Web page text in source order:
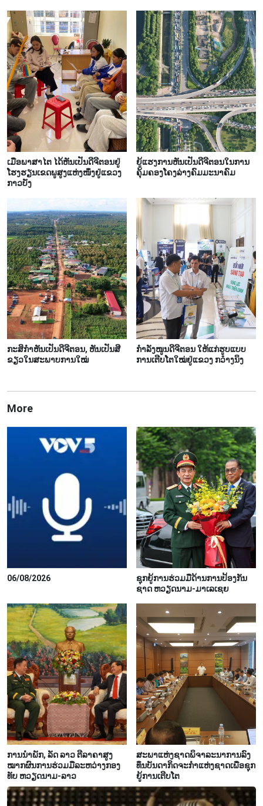
​ເມື່ອ​ພາ​ສາ​ໄຕ ໄດ້​ຫັນ​ເປັນ​ດີ​ຈີ​ຕອນ​ຢູ່​
ໂຮງ​ຮຽນ​​ເຂດ​ພູ​ສູງແຫ່ງ​ໜຶ່ງ​ຢູ່​ແຂວງ​
ກາວ​ບັ່ງ
ຍູ້​ແຮງກ​ານ​ຫັນ​ເປັນ​ດີ​ຈີ​ຕອນ​ໃນ​ການ​
ຄຸ້ມ​ຄອງ​​ໂຄງ​ລ່າງ​​ຄົມ​ມະ​ນາ​ຄົມ
ກະ​ສິ​ກຳ​ຫັນ​ເປັນ​ດີ​ຈີ​ຕອນ, ຫັນ​ເປັນ​ສີ​
ຂຽວ​ໃນ​ສະ​ພາບ​ການ​ໃໝ່
ກຳລັງໜູນດີຈີຕອນ ໃຫ້ແກ່ຮູບແບບ
ການເຕີບໂຕໃໝ່ຢູ່ແຂວງ ກວ໋າງນິງ
More
06/08/2026
ຊຸກ​ຍູ້​ການ​ຮ່ວມ​ມື​ດ້ານ​ການ​ປ້ອງ​ກັນ​
ຊາດ ຫວຽດ​ນາມ-ມາ​ເລ​ເຊຍ
ການ​ນຳ​ພັກ, ລັດ ລາວ ຕີ​ລາ​ຄາ​ສູງ​
ໝາກ​ຜົນ​ການ​ຮ່ວມ​ມື​ລະ​ຫວ່າງກອງ​
ທັບ ຫວຽດ​ນາມ-ລາວ
ສະ​ພາ​ແຫ່ງ​ຊາດ​ພິ​ຈາ​ລະ​ນາ​​ການລົງ​
ທຶນ​ບັນ​ດາ​ກິດ​ຈະ​ກຳ​ແຫ່ງ​ຊາດ​ເພື່ອ​ຊຸກ​
ຍູ້​ການ​ເຕີບ​ໂຕ